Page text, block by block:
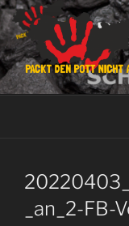
Zum
Inhalt
springen
PACKT
Keinen Platz für
_an_2-